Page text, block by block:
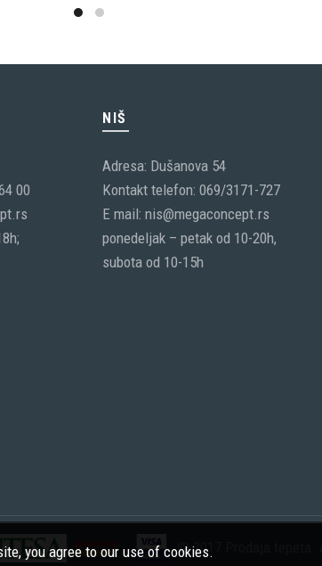
00
NIŠ
Adresa: Dušanova 54
Kontakt telefon: 069/3171-727
E mail: nis@megaconcept.rs
ponedeljak – petak od 10-20h,
subota od 10-15h
© 2017 Prodaja tepeta.
you agree to our use of cookies.